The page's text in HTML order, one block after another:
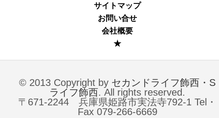
サイトマップ
お問い合せ
会社概要
★
© 2013 Copyright by セカンドライフ飾西・S
ライフ飾西. All rights reserved.
〒671-2244 兵庫県姫路市実法寺792-1 Tel・
Fax 079-266-6669